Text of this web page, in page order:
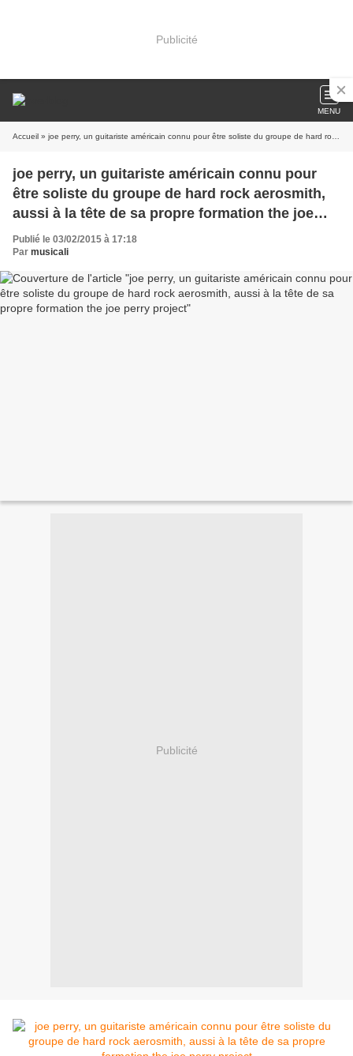
Publicité
MENU
Accueil » joe perry, un guitariste américain connu pour être soliste du groupe de hard rock aerosmith, aussi à la tête de sa propre formation the joe perry project
joe perry, un guitariste américain connu pour
être soliste du groupe de hard rock aerosmith,
aussi à la tête de sa propre formation the joe
perry project
Publié le 03/02/2015 à 17:18
Par musicali
Publicité